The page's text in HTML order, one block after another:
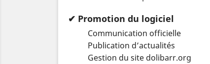
✔ Promotion du logiciel
Communication officielle
Publication d’actualités
Gestion du site dolibarr.org